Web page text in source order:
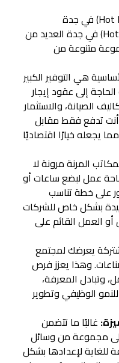
يوفر اختيار المكاتب المرنة (Hot Desks) في جدة العديد من
متنوعة من
هي التوفير الكبير
إلى عقود إيجار
الصيانة، والاستثمار
تدفع فقط مقابل
يجعله خيارًا اقتصاديًا
المرنة مرونة لا
عمل لبضع ساعات أو
على خطة تناسب
بشكل خاص للشركات
العمل القائم على
يعرضك لمجتمع
وهذا يعزز فرص
وتبادل المعرفة،
الوظيفي وتطوير
غالبًا ما تتضمن
مجموعة من وسائل
للغاية لإعدادها بشكل